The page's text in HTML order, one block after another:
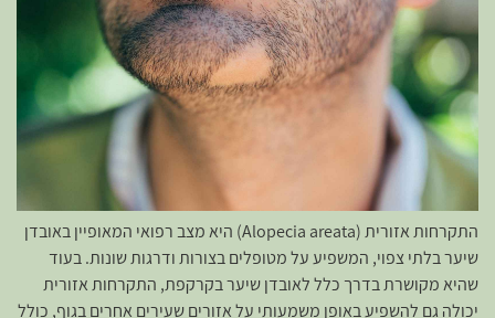
התקרחות אזורית (Alopecia areata) היא מצב רפואי המאופיין באובדן
שיער בלתי צפוי, המשפיע על מטופלים בצורות ודרגות שונות. בעוד
שהיא מקושרת בדרך כלל לאובדן שיער בקרקפת, התקרחות אזורית
יכולה גם להשפיע באופן משמעותי על אזורים שעירים אחרים בגוף, כולל